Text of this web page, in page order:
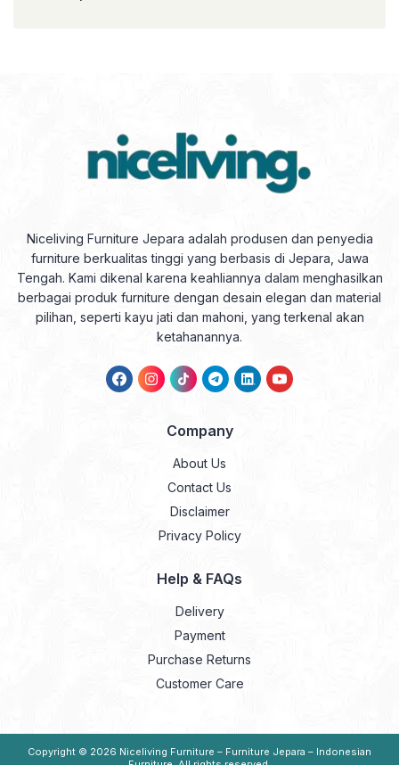
Niceliving Furniture Jepara adalah produsen dan penyedia
furniture berkualitas tinggi yang berbasis di Jepara, Jawa
Tengah. Kami dikenal karena keahliannya dalam menghasilkan
berbagai produk furniture dengan desain elegan dan material
pilihan, seperti kayu jati dan mahoni, yang terkenal akan
ketahanannya.
Company
About Us
Contact Us
Disclaimer
Privacy Policy
Help & FAQs
Delivery
Payment
Purchase Returns
Customer Care
Copyright © 2026 Niceliving Furniture – Furniture Jepara – Indonesian